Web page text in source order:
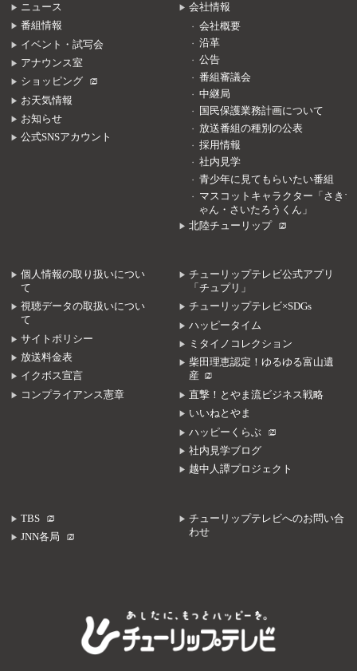
ニュース
番組情報
イベント・試写会
アナウンス室
ショッピング
お天気情報
お知らせ
公式SNSアカウント
会社情報
会社概要
沿革
公告
番組審議会
中継局
国民保護業務計画について
放送番組の種別の公表
採用情報
社内見学
青少年に見てもらいたい番組
マスコットキャラクター「さきち
ゃん・さいたろうくん」
北陸チューリップ
個人情報の取り扱いについ
て
視聴データの取扱いについ
て
サイトポリシー
放送料金表
イクボス宣言
コンプライアンス憲章
チューリップテレビ公式アプリ
「チュプリ」
チューリップテレビ×SDGs
ハッピータイム
ミタイノコレクション
柴田理恵認定！ゆるゆる富山遺
産
直撃！とやま流ビジネス戦略
いいねとやま
ハッピーくらぶ
社内見学ブログ
越中人譚プロジェクト
TBS
JNN各局
チューリップテレビへのお問い合
わせ